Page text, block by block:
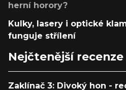
herní horory?
Kulky, lasery i optické
funguje střílení
Nejčtenější recenze
Zaklínač 3: Divoký hon -